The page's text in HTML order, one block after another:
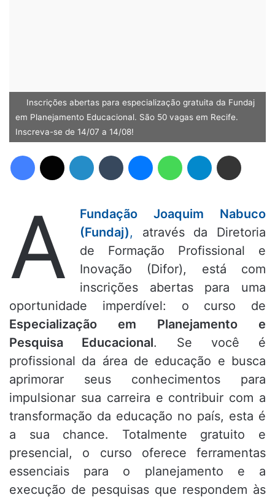
Inscrições abertas para especialização gratuita da Fundaj
em Planejamento Educacional. São 50 vagas em Recife.
Inscreva-se de 14/07 a 14/08!
A
Fundação Joaquim Nabuco
(Fundaj), através da Diretoria
de Formação Profissional e
Inovação (Difor), está com
inscrições abertas para uma
oportunidade imperdível: o curso de
Especialização em Planejamento e
Pesquisa Educacional. Se você é
profissional da área de educação e busca
aprimorar seus conhecimentos para
impulsionar sua carreira e contribuir com a
transformação da educação no país, esta é
a sua chance. Totalmente gratuito e
presencial, o curso oferece ferramentas
essenciais para o planejamento e a
execução de pesquisas que respondem às